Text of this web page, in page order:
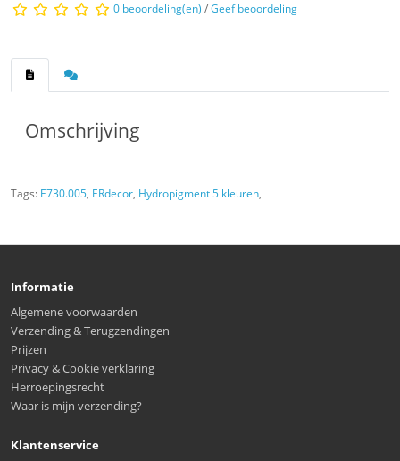
0 beoordeling(en) /Geef beoordeling
Omschrijving
Tags: E730.005, ERdecor, Hydropigment 5 kleuren,
Informatie
Algemene voorwaarden
Verzending & Terugzendingen
Prijzen
Privacy & Cookie verklaring
Herroepingsrecht
Waar is mijn verzending?
Klantenservice